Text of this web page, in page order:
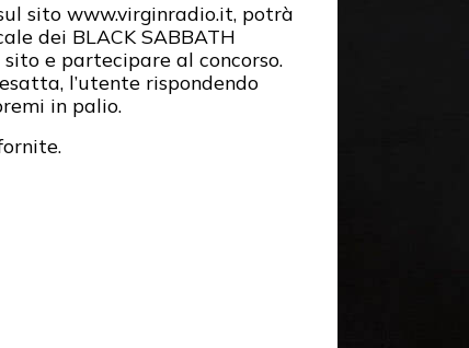
sito www.virginradio.it, potrà
dei BLACK SABBATH
e partecipare al concorso.
l’utente rispondendo
in palio.